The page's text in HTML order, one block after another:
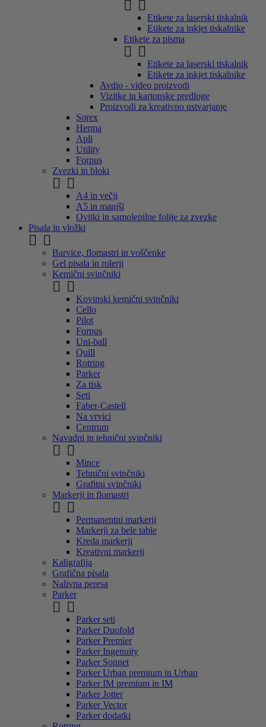
 
Etikete za laserski tiskalnik
Etikete za inkjet tiskalnike
Etikete za pisma
 
Etikete za laserski tiskalnik
Etikete za inkjet tiskalnike
Avdio - video proizvodi
Vizitke in kartonske predloge
Proizvodi za kreativno ustvarjanje
Sorex
Herma
Apli
Utility
Forpus
Zvezki in bloki
 
A4 in večji
A5 in manjši
Ovitki in samolepilne folije za zvezke
Pisala in vložki
 
Barvice, flomastri in voščenke
Gel pisala in rolerji
Kemični svinčniki
 
Kovinski kemični svinčniki
Cello
Pilot
Forpus
Uni-ball
Quill
Rotring
Parker
Za tisk
Seti
Faber-Castell
Na vrvici
Centrum
Navadni in tehnični svinčniki
 
Mince
Tehnični svinčniki
Grafitni svinčniki
Markerji in flomastri
 
Permanentni markerji
Markerji za bele table
Kreda markerji
Kreativni markerji
Kaligrafija
Grafična pisala
Nalivna peresa
Parker
 
Parker seti
Parker Duofold
Parker Premier
Parker Ingenuity
Parker Sonnet
Parker Urban premium in Urban
Parker IM premium in IM
Parker Jotter
Parker Vector
Parker dodatki